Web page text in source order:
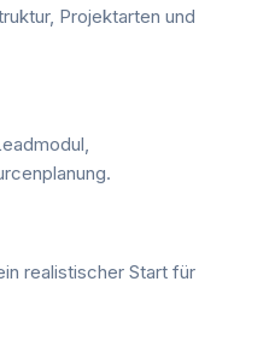
Projektarten und
realistischer Start für